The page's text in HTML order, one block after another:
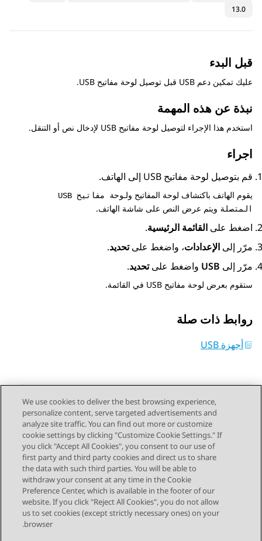
13.0
قبل البدء
عليك تمكين دعم USB قبل توصيل لوحة مفاتيح USB.
نبذة عن هذه المهمة
استخدم هذا الإجراء لتوصيل لوحة مفاتيح USB لإدخال نص أو التنقل.
اجراء
قم بتوصيل لوحة مفاتيح USB إلى الهاتف.
يقوم الهاتف باكتشاف لوحة المفاتيح و
لوحة مفاتيح USB
المتصلة ويتم عرض النص على شاشة الهاتف.
اضغط على القائمة الرئيسية.
مرّر إلى الإعدادات، واضغط علىتحديد.
مرّر إلى USB واضغط علىتحديد.
ستقوم بعرض لوحة مفاتيح USB في القائمة.
روابط ذات صلة
أجهزة USB
Send Feedback
Topic navigation
الموضوع السابق الموضوع التالي
STAY CONNECTED
We use cookies to deliver the best browsing experience,
personalize content, serve targeted advertisements and
analyze site traffic. You can find out more or customize
cookie settings by clicking "Customize Cookie Settings." If
you click "Accept All Cookies", you consent to our use of
first party and third party cookies and direct us to share
the data with such third parties. You will be able to
withdraw your consent at any time in the Cookie
Preference Center, which is available in the footer of our
website. If you click "Reject All Cookies", you do not allow
us to set cookies (except strictly necessary ones) on your
browser.